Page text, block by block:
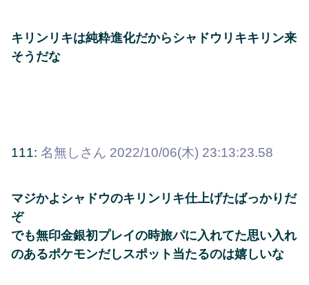
キリンリキは純粋進化だからシャドウリキキリン来
そうだな
111: 名無しさん 2022/10/06(木) 23:13:23.58
マジかよシャドウのキリンリキ仕上げたばっかりだ
ぞ
でも無印金銀初プレイの時旅パに入れてた思い入れ
のあるポケモンだしスポット当たるのは嬉しいな